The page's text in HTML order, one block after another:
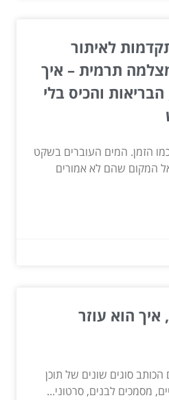
לאיתור
תרמית – איך
והכיס בלי
כמו הזמן. המים העוברים בשקט
המקום שהם לא אמורים
איך הוא עוזר
הכותב סוגים שונים של תוכן
מסמכים לבנים, סרטוני...